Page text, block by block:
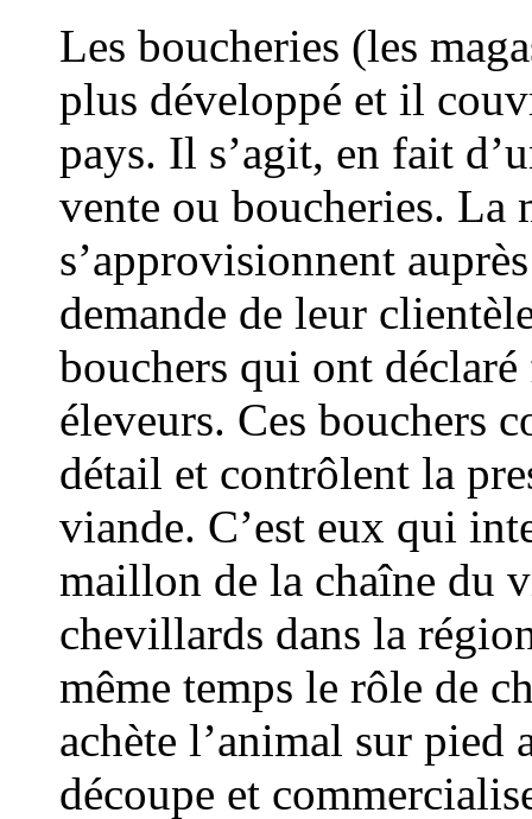
Les boucheries (les
plus développé et il
pays. Il s’agit, en fait
vente ou boucheries. La
s’approvisionnent
demande de leur
bouchers qui ont déclaré
éleveurs. Ces bouchers
détail et contrôlent la
viande. C’est eux qui
maillon de la chaîne du
chevillards dans la
même temps le rôle de
achète l’animal sur pied
découpe et